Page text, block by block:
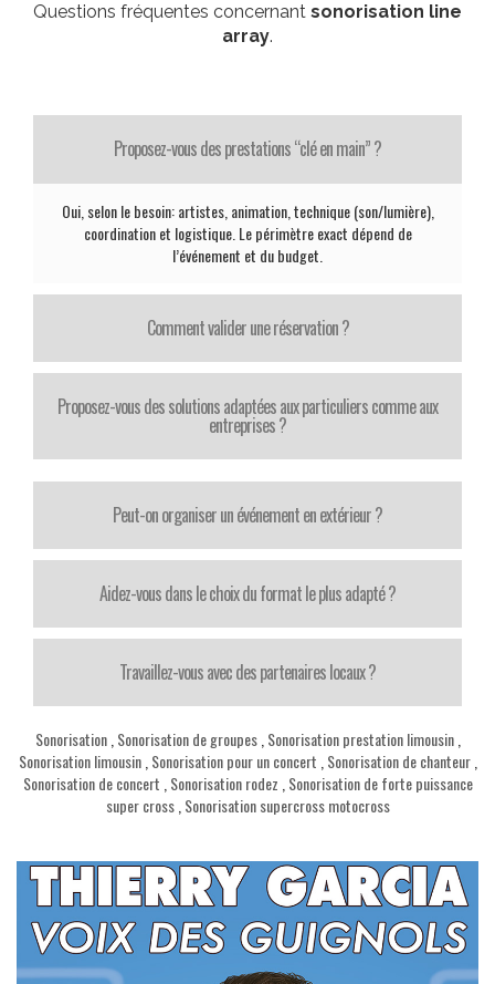
Questions fréquentes concernant sonorisation line
array.
Proposez-vous des prestations “clé en main” ?
Oui, selon le besoin: artistes, animation, technique (son/lumière),
coordination et logistique. Le périmètre exact dépend de
l’événement et du budget.
Comment valider une réservation ?
Proposez-vous des solutions adaptées aux particuliers comme aux
entreprises ?
Peut-on organiser un événement en extérieur ?
Aidez-vous dans le choix du format le plus adapté ?
Travaillez-vous avec des partenaires locaux ?
Sonorisation, Sonorisation de groupes, Sonorisation prestation limousin,
Sonorisation limousin, Sonorisation pour un concert Sonorisation de chanteur,
Sonorisation de concert Sonorisation rodez Sonorisation de forte puissance
super cross, Sonorisation supercross motocross